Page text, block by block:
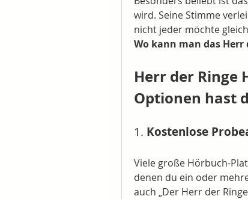
wird. Seine Stimme
Wo kann man das
Herr der Ringe
Optionen hast
1. Kostenlose
Viele große Hörbuch-
denen du ein oder
auch „Der Herr der